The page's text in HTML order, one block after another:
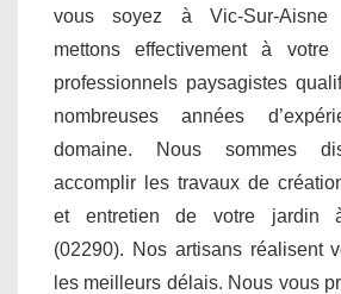
vous soyez à Vic-Sur-Aisne
mettons effectivement à votre
professionnels paysagistes
nombreuses années
domaine. Nous sommes
accomplir les travaux de
et entretien de votre jardin
(02290). Nos artisans réalisent
les meilleurs délais. Nous vous